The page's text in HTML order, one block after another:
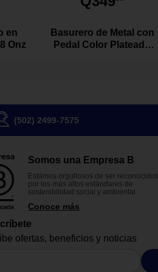
en
Onz
Basurero de Metal con
Pedal Color Plateado
(502) 2499-7575
Somos una Empresa B
Estámos orgullosos de ser reconocidos
por los más altos estándares de
sostenibilidad social y ambiental
Conoce más
ofertas, beneficios y noticias